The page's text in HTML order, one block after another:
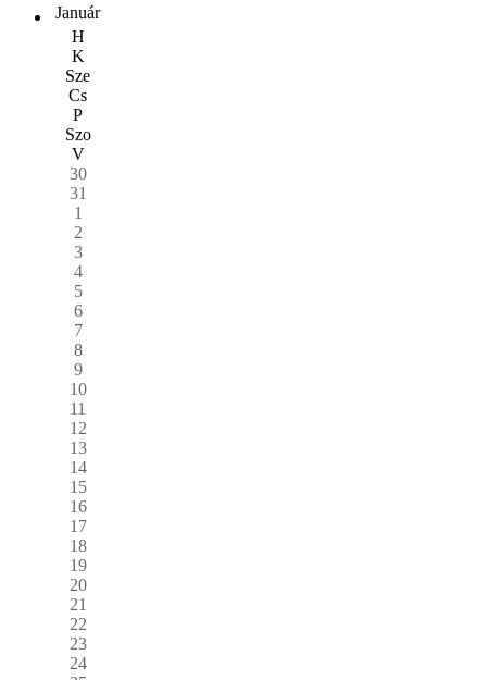
Január
H
K
Sze
Cs
P
Szo
V
30
31
1
2
3
4
5
6
7
8
9
10
11
12
13
14
15
16
17
18
19
20
21
22
23
24